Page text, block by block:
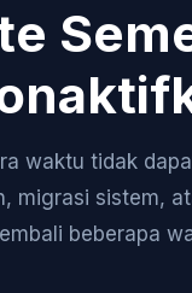
waktu tidak
migrasi sistem,
beberapa